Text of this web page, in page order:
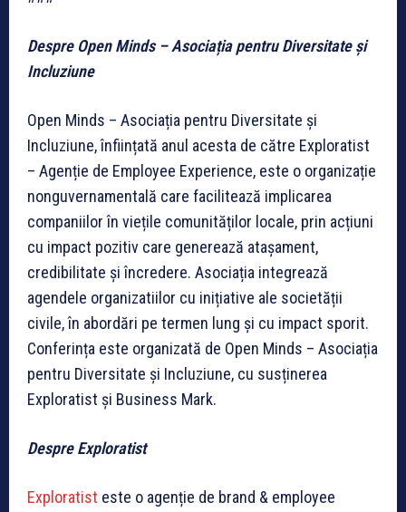
Despre Open Minds – Asociația pentru Diversitate și
Incluziune
Open Minds – Asociația pentru Diversitate și
Incluziune, înființată anul acesta de către Exploratist
– Agenție de Employee Experience, este o organizație
nonguvernamentală care facilitează implicarea
companiilor în viețile comunităților locale, prin acțiuni
cu impact pozitiv care generează atașament,
credibilitate și încredere. Asociația integrează
agendele organizatiilor cu inițiative ale societății
civile, în abordări pe termen lung și cu impact sporit.
Conferința este organizată de Open Minds – Asociația
pentru Diversitate și Incluziune, cu susținerea
Exploratist și Business Mark.
Despre Exploratist
Exploratist este o agenție de brand & employee